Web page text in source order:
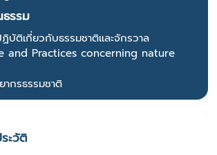
รรม
บัติเกี่ยวกับธรรมชาติและจักรวาล
and Practices concerning nature
กรธรรมชาติ
ะวัติ